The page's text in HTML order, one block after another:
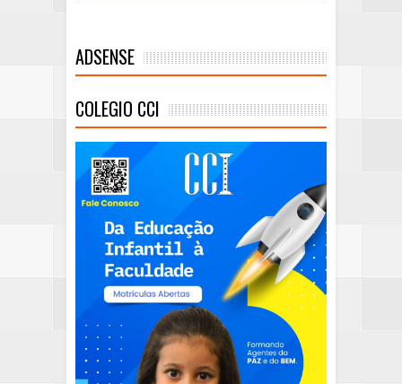
ADSENSE
COLEGIO CCI